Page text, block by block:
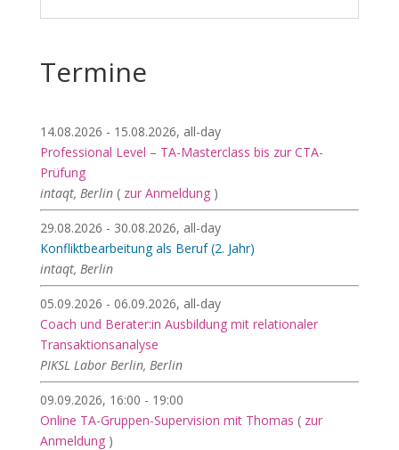
Termine
14.08.2026 - 15.08.2026, all-day
Professional Level – TA-Masterclass bis zur CTA-
Prüfung
intaqt, Berlin ( zur Anmeldung)
29.08.2026 - 30.08.2026, all-day
Konfliktbearbeitung als Beruf (2. Jahr)
intaqt, Berlin
05.09.2026 - 06.09.2026, all-day
Coach und Berater:in Ausbildung mit relationaler
Transaktionsanalyse
PIKSL Labor Berlin, Berlin
09.09.2026, 16:00 - 19:00
Online TA-Gruppen-Supervision mit Thomas ( zur
Anmeldung)